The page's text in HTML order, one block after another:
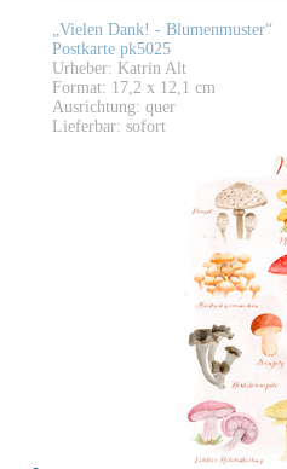
„Vielen Dank! - Blumenmuster“
Postkarte pk5025
Urheber: Katrin Alt
Format: 17,2 x 12,1 cm
Ausrichtung: quer
Lieferbar: sofort